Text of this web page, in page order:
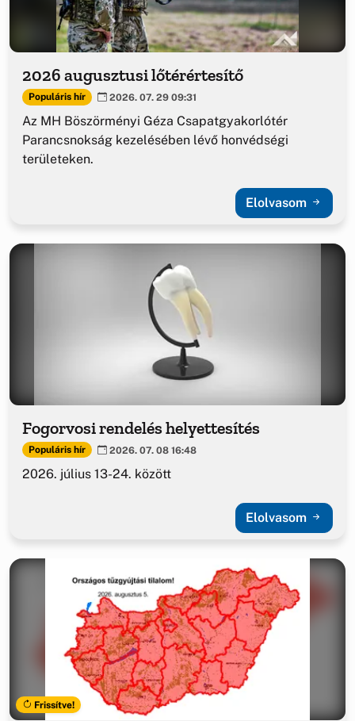
2026 augusztusi lőtérértesítő
Populáris hír 2026. 07. 29 09:31
Az MH Böszörményi Géza Csapatgyakorlótér
Parancsnokság kezelésében lévő honvédségi
területeken.
Elolvasom
Fogorvosi rendelés helyettesítés
Populáris hír 2026. 07. 08 16:48
2026. július 13-24. között
Elolvasom
Frissítve!